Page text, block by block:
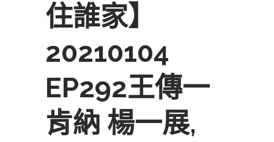
住誰家】
20210104
EP292王傳一
肯納 楊一展,